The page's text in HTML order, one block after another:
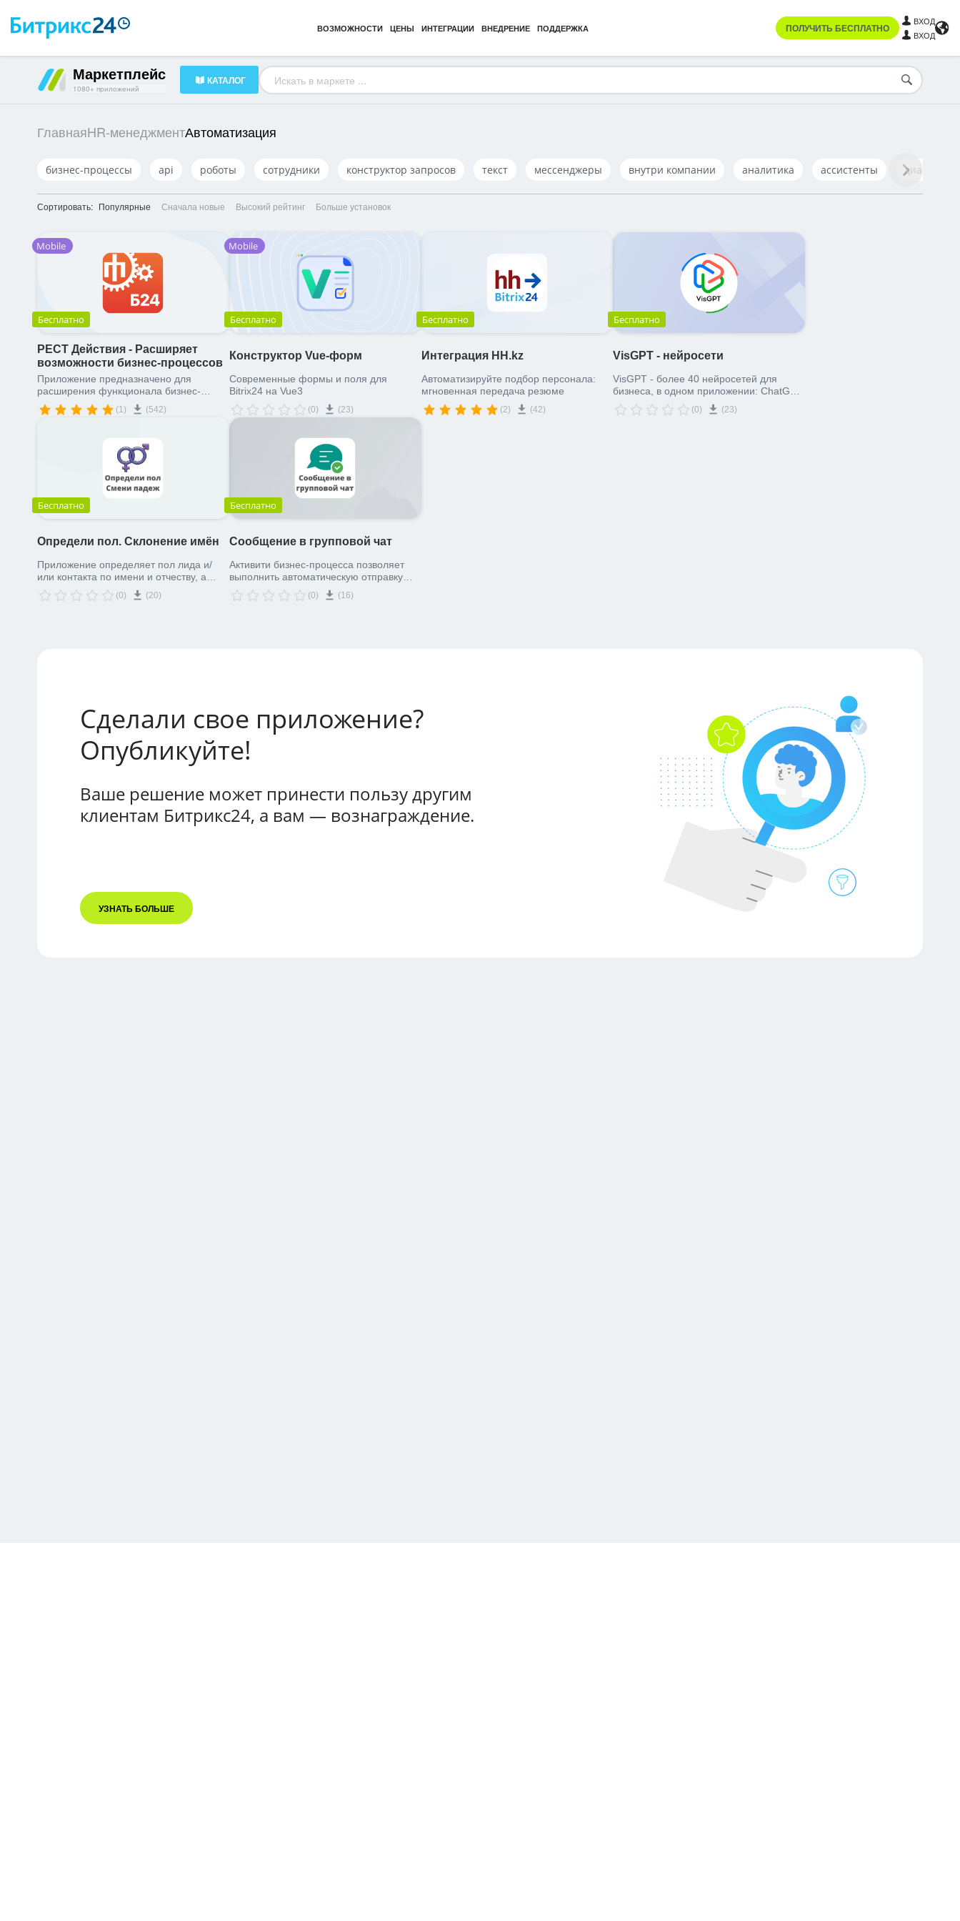
ВОЗМОЖНОСТИ ЦЕНЫ ИНТЕГРАЦИИ ВНЕДРЕНИЕ ПОДДЕРЖКА ПОЛУЧИТЬ БЕСПЛАТНО
ВХОД
ВХОД
Маркетплейс
1080+ приложений
КАТАЛОГ
HR-менеджмент
ГлавнаяHR-менеджментАвтоматизация
бизнес-процессы api роботы сотрудники конструктор запросов текст мессенджеры внутри компании аналитика ассистенты диаграммы
Сортировать: Популярные Сначала новые Высокий рейтинг Больше установок
Mobile
Бесплатно
РЕСТ Действия - Расширяет
возможности бизнес-процессов
Приложение предназначено для
расширения функционала бизнес-
процессов и роботов за счёт обращения
к REST API Битрикс24.
(1) (542)
Mobile
Бесплатно
Конструктор Vue-форм
Современные формы и поля для
Bitrix24 на Vue3
(0) (23)
Бесплатно
Интеграция HH.kz
Автоматизируйте подбор персонала:
мгновенная передача резюме
(2) (42)
Бесплатно
VisGPT - нейросети
VisGPT - более 40 нейросетей для
бизнеса, в одном приложении: ChatGPT,
Claude, DeepSeek, GigaChat,
YandexGPT и другие
(0) (23)
Бесплатно
Определи пол. Склонение имён
Приложение определяет пол лида и/
или контакта по имени и отчеству, а
также склоняет ФИО по падежам.
Возвращает результат в результат
(0) (20)
Бесплатно
Сообщение в групповой чат
Активити бизнес-процесса позволяет
выполнить автоматическую отправку
сообщения в чат, привязанный к
сущности (лид, сделка, контакт,
(0) (16)
Сделали свое приложение?
Опубликуйте!
Ваше решение может принести пользу другим
клиентам Битрикс24, а вам — вознаграждение.
УЗНАТЬ БОЛЬШЕ